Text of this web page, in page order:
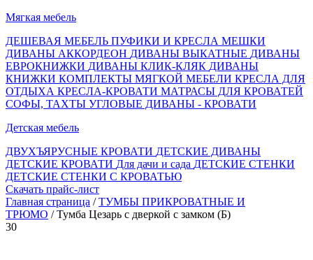
Мягкая мебель
ДЕШЕВАЯ МЕБЕЛЬ ПУФИКИ И КРЕСЛА МЕШКИ
ДИВАНЫ АККОРДЕОН ДИВАНЫ ВЫКАТНЫЕ ДИВАНЫ
ЕВРОКНИЖКИ ДИВАНЫ КЛИК-КЛЯК ДИВАНЫ
КНИЖКИ КОМПЛЕКТЫ МЯГКОЙ МЕБЕЛИ КРЕСЛА ДЛЯ
ОТДЫХА КРЕСЛА-КРОВАТИ МАТРАСЫ ДЛЯ КРОВАТЕЙ
СОФЫ, ТАХТЫ УГЛОВЫЕ ДИВАНЫ - КРОВАТИ
Детская мебель
ДВУХЪЯРУСНЫЕ КРОВАТИ ДЕТСКИЕ ДИВАНЫ
ДЕТСКИЕ КРОВАТИ Для дачи и сада ДЕТСКИЕ СТЕНКИ
ДЕТСКИЕ СТЕНКИ С КРОВАТЬЮ
Скачать прайс-лист
Главная страница /ТУМБЫ ПРИКРОВАТНЫЕ И
ТРЮМО / Тумба Цезарь с дверкой с замком (Б)
30